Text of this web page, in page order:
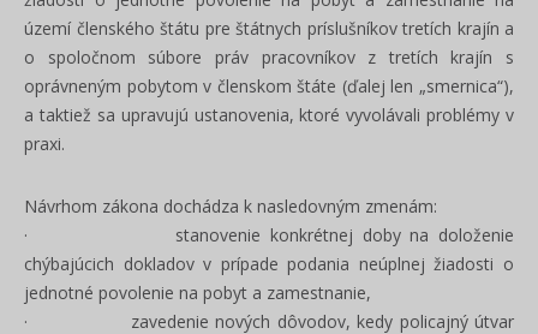
území členského štátu pre štátnych príslušníkov tretích krajín a
o spoločnom súbore práv pracovníkov z tretích krajín s
oprávneným pobytom v členskom štáte (ďalej len „smernica“),
a taktiež sa upravujú ustanovenia, ktoré vyvolávali problémy v
praxi.
Návrhom zákona dochádza k nasledovným zmenám:
· stanovenie konkrétnej doby na doloženie
chýbajúcich dokladov v prípade podania neúplnej žiadosti o
jednotné povolenie na pobyt a zamestnanie,
· zavedenie nových dôvodov, kedy policajný útvar